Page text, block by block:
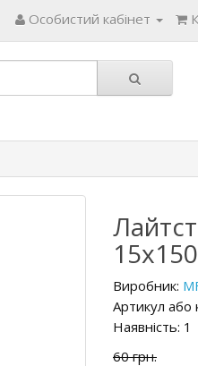
Особистий кабінет
Виробник:
Артикул або
Наявність: 1
60 грн.